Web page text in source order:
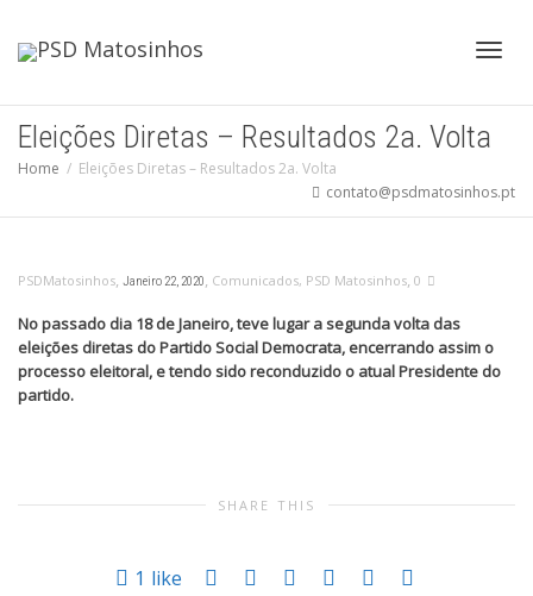
Eleições Diretas – Resultados 2a. Volta
Home
Eleições Diretas – Resultados 2a. Volta
contato@psdmatosinhos.pt
PSDMatosinhos, Janeiro 22, 2020, Comunicados, PSD Matosinhos, 0
No passado dia 18 de Janeiro, teve lugar a segunda volta das
eleições diretas do Partido Social Democrata, encerrando assim o
processo eleitoral, e tendo sido reconduzido o atual Presidente do
partido.
SHARE THIS
1 like